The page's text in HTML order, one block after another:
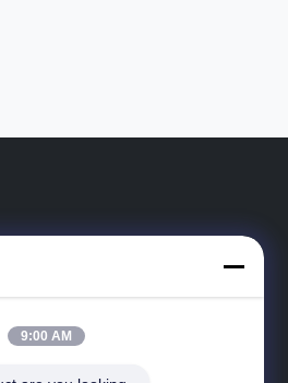
de Xishan, ville de Wuxi
de No.13Chunsun, zone de dévelop
9:00 AM